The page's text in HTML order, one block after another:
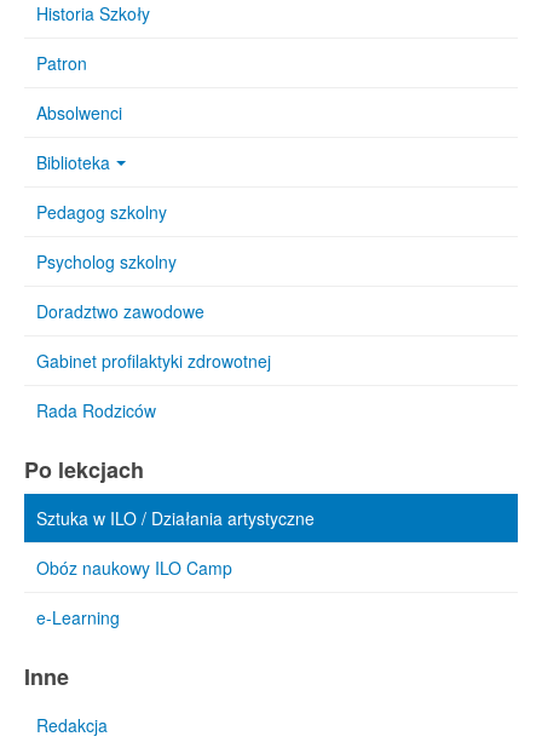
Historia Szkoły
Patron
Absolwenci
Biblioteka
Pedagog szkolny
Psycholog szkolny
Doradztwo zawodowe
Gabinet profilaktyki zdrowotnej
Rada Rodziców
Po lekcjach
Sztuka w ILO / Działania artystyczne
Obóz naukowy ILO Camp
e-Learning
Inne
Redakcja